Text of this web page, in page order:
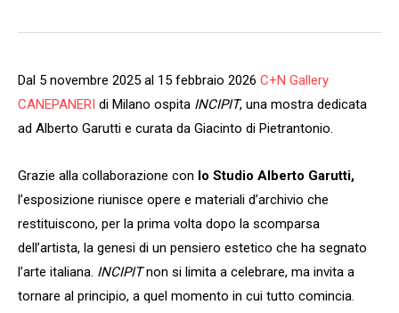
Dal 5 novembre 2025 al 15 febbraio 2026 C+N Gallery
CANEPANERI di Milano ospita INCIPIT, una mostra dedicata
ad Alberto Garutti e curata da Giacinto di Pietrantonio.
Grazie alla collaborazione con lo Studio Alberto Garutti,
l’esposizione riunisce opere e materiali d’archivio che
restituiscono, per la prima volta dopo la scomparsa
dell’artista, la genesi di un pensiero estetico che ha segnato
l’arte italiana. INCIPITnon si limita a celebrare, ma invita a
tornare al principio, a quel momento in cui tutto comincia.